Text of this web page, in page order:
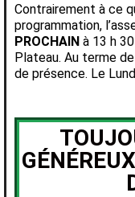
Contrairement à ce
programmation,
PROCHAIN à 13 h
Plateau. Au terme
de présence. Le